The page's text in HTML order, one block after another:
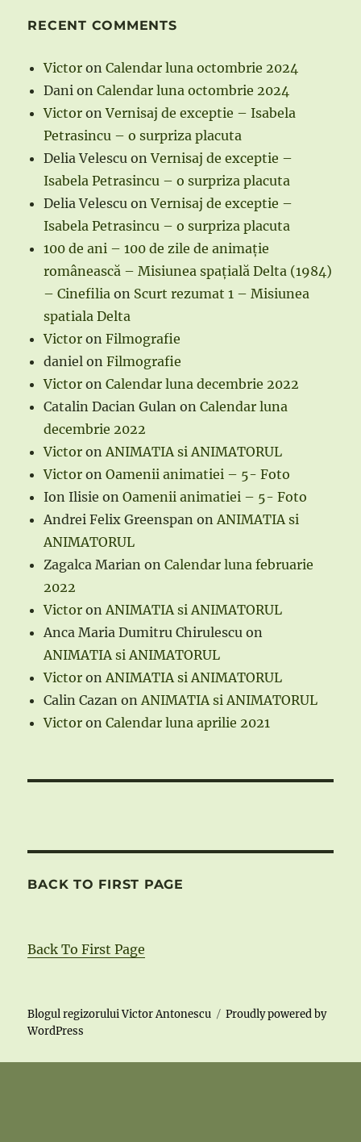
RECENT COMMENTS
Victor onCalendar luna octombrie 2024
Dani onCalendar luna octombrie 2024
Victor onVernisaj de exceptie – Isabela
Petrasincu – o surpriza placuta
Delia Velescu onVernisaj de exceptie –
Isabela Petrasincu – o surpriza placuta
Delia Velescu onVernisaj de exceptie –
Isabela Petrasincu – o surpriza placuta
100 de ani – 100 de zile de animație
românească – Misiunea spațială Delta (1984)
– Cinefilia on Scurt rezumat 1 – Misiunea
spatiala Delta
Victor onFilmografie
daniel onFilmografie
Victor onCalendar luna decembrie 2022
Catalin Dacian Gulan onCalendar luna
decembrie 2022
Victor onANIMATIA si ANIMATORUL
Victor onOamenii animatiei – 5- Foto
Ion Ilisie onOamenii animatiei – 5- Foto
Andrei Felix Greenspan onANIMATIA si
ANIMATORUL
Zagalca Marian onCalendar luna februarie
2022
Victor onANIMATIA si ANIMATORUL
Anca Maria Dumitru Chirulescu on
ANIMATIA si ANIMATORUL
Victor onANIMATIA si ANIMATORUL
Calin Cazan onANIMATIA si ANIMATORUL
Victor onCalendar luna aprilie 2021
BACK TO FIRST PAGE
Back To First Page
Blogul regizorului Victor Antonescu
Proudly powered by
WordPress